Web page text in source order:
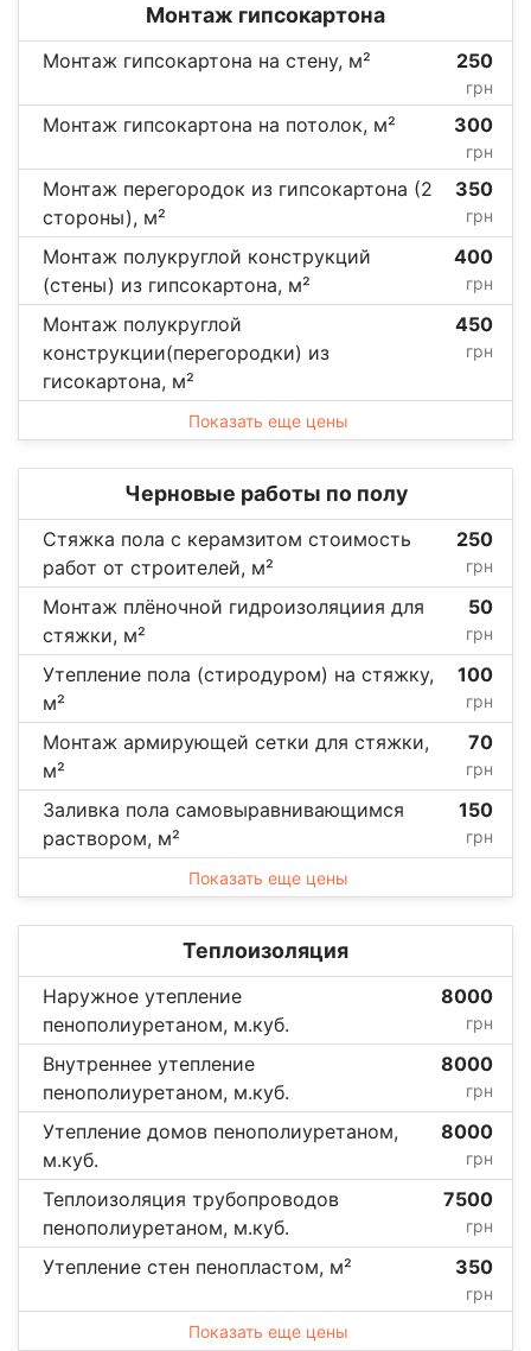
Монтаж гипсокартона
Монтаж гипсокартона на стену, м² 250
грн
Монтаж гипсокартона на потолок, м² 300
грн
Монтаж перегородок из гипсокартона (2
стороны), м²
350
грн
Монтаж полукруглой конструкций
(стены) из гипсокартона, м²
400
грн
Монтаж полукруглой
конструкции(перегородки) из
гисокартона, м²
450
грн
Показать еще цены
Черновые работы по полу
Стяжка пола с керамзитом стоимость
работ от строителей, м²
250
грн
Монтаж плёночной гидроизоляциия для
стяжки, м²
50
грн
Утепление пола (стиродуром) на стяжку,
м²
100
грн
Монтаж армирующей сетки для стяжки,
м²
70
грн
Заливка пола самовыравнивающимся
раствором, м²
150
грн
Показать еще цены
Теплоизоляция
Наружное утепление
пенополиуретаном, м.куб.
8000
грн
Внутреннее утепление
пенополиуретаном, м.куб.
8000
грн
Утепление домов пенополиуретаном,
м.куб.
8000
грн
Теплоизоляция трубопроводов
пенополиуретаном, м.куб.
7500
грн
Утепление стен пенопластом, м² 350
грн
Показать еще цены